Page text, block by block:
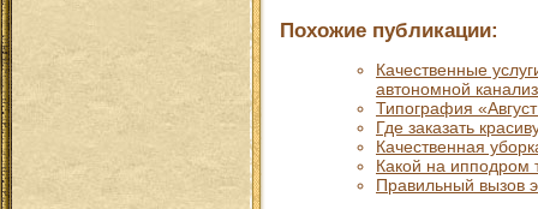
Похожие публикации:
Качественные
автономной
Типография
Где заказать
Качественная
Какой на ипподром
Правильный вызов